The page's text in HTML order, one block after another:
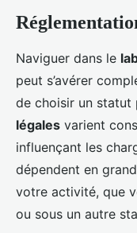
Naviguer dans le
peut s’avérer
de choisir un statut
légales varient
influençant les
dépendent en
votre activité, que
ou sous un autre